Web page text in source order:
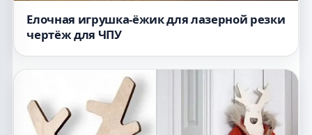
Елочная игрушка-ёжик для лазерной резки
чертёж для ЧПУ